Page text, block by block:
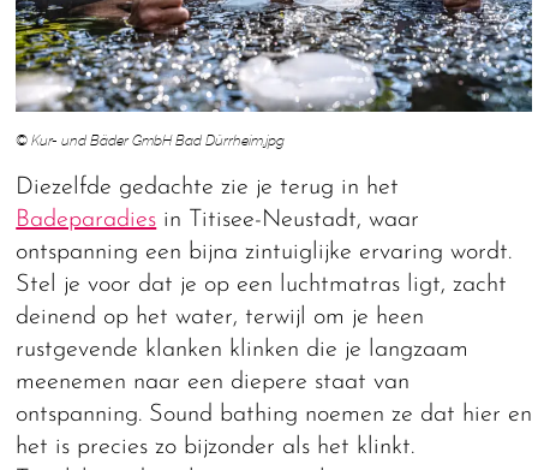
© Kur- und Bäder GmbH Bad Dürrheim.jpg
Diezelfde gedachte zie je terug in het
Badeparadies in Titisee-Neustadt, waar
ontspanning een bijna zintuiglijke ervaring wordt.
Stel je voor dat je op een luchtmatras ligt, zacht
deinend op het water, terwijl om je heen
rustgevende klanken klinken die je langzaam
meenemen naar een diepere staat van
ontspanning. Sound bathing noemen ze dat hier en
het is precies zo bijzonder als het klinkt.